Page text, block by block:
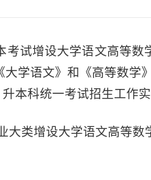
试增设大学语文高等
学语文》和《高等数
本科统一考试招生工作
类增设大学语文高等数